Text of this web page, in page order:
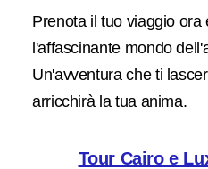
Prenota il tuo viaggio
l'affascinante mondo
Un'avventura che ti
arricchirà la tua anima.
Tour Cairo e